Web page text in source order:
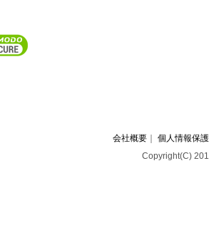
会社概要 ｜
個人情報保
Copyright(C)